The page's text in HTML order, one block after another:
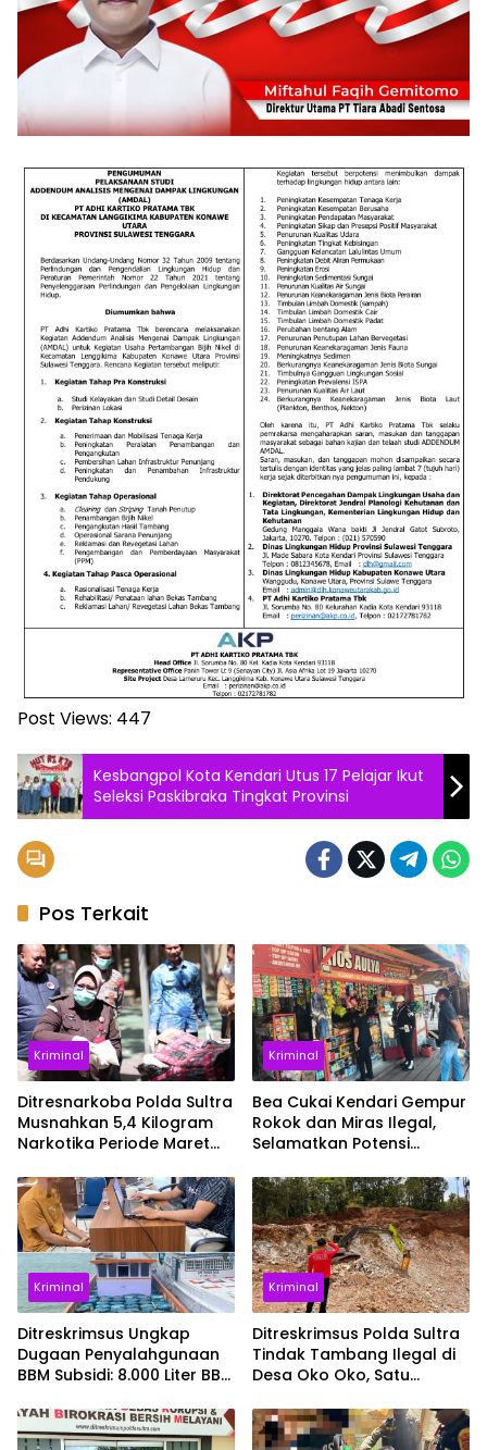
Post Views: 447
Kesbangpol Kota Kendari Utus 17 Pelajar Ikut
Seleksi Paskibraka Tingkat Provinsi
Pos Terkait
Kriminal
Ditresnarkoba Polda Sultra
Musnahkan 5,4 Kilogram
Narkotika Periode Maret
Kriminal
Bea Cukai Kendari Gempur
Rokok dan Miras Ilegal,
Selamatkan Potensi
Miliar
Kriminal
Ditreskrimsus Ungkap
Dugaan Penyalahgunaan
BBM Subsidi: 8.000 Liter BBM
Tersangka Berhasil
Diamankan
Kriminal
Ditreskrimsus Polda Sultra
Tindak Tambang Ilegal di
Desa Oko Oko, Satu